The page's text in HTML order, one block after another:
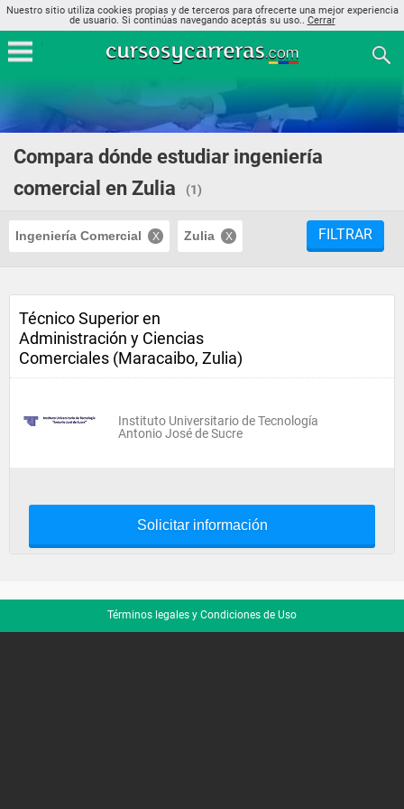
Nuestro sitio utiliza cookies propias y de terceros para ofrecerte una mejor experiencia
de usuario. Si continúas navegando aceptás su uso.. Cerrar
Compara dónde estudiar ingeniería
comercial en Zulia
(1)
Ingeniería Comercial Zulia FILTRAR
Técnico Superior en
Administración y Ciencias
Comerciales (Maracaibo, Zulia)
Instituto Universitario de Tecnología
Antonio José de Sucre
Solicitar información
Términos legales y Condiciones de Uso